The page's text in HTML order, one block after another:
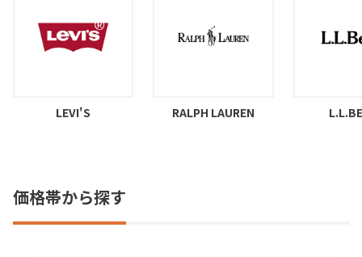
LEVI'S RALPH LAUREN
価格帯から探す